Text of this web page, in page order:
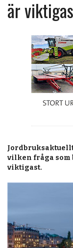
Veckans
RSS-flöde
OPINION
KALENDER
MARKNAD
TJÄNSTER
JOBB
ANNONSERA
är
vilken fråga som
viktigast.